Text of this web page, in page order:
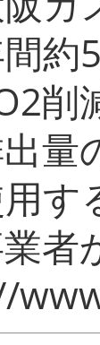
約
量
す
者